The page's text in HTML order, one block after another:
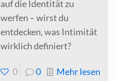
auf die Identität zu
werfen – wirst du
entdecken, was Intimität
wirklich definiert?
0 0 Mehr lesen-